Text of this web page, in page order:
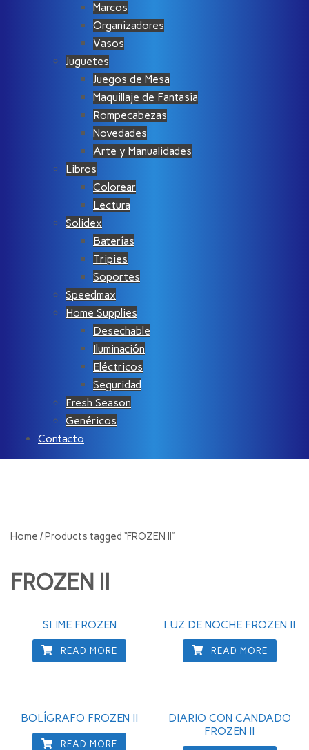
Marcos
Organizadores
Vasos
Juguetes
Juegos de Mesa
Maquillaje de Fantasía
Rompecabezas
Novedades
Arte y Manualidades
Libros
Colorear
Lectura
Solidex
Baterías
Tripies
Soportes
Speedmax
Home Supplies
Desechable
Iluminación
Eléctricos
Seguridad
Fresh Season
Genéricos
Contacto
Home / Products tagged “FROZEN II”
FROZEN II
SLIME FROZEN
READ MORE
LUZ DE NOCHE FROZEN II
READ MORE
BOLÍGRAFO FROZEN II
READ MORE
DIARIO CON CANDADO
FROZEN II